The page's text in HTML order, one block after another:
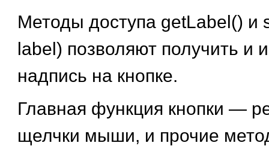
Методы доступа getLabel() и
label) позволяют получить и
надпись на кнопке.
Главная функция кнопки —
щелчки мыши, и прочие